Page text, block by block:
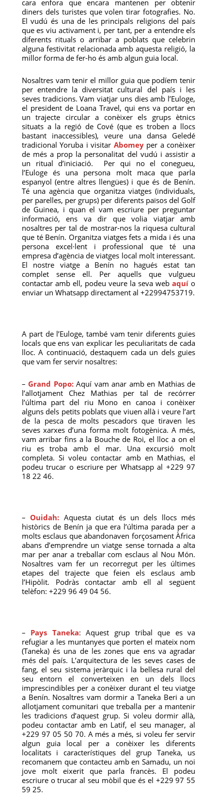
cara enfora que encara mantenen per obtenir
diners dels turistes que volen tirar fotografies. No.
El vudú és una de les principals religions del país
que es viu activament i, per tant, per a entendre els
diferents rituals o arribar a poblats que celebrin
alguna festivitat relacionada amb aquesta religió, la
millor forma de fer-ho és amb algun guia local.
Nosaltres vam tenir el millor guia que podíem tenir
per entendre la diversitat cultural del país i les
seves tradicions. Vam viatjar uns dies amb l’Euloge,
el president de Loana Travel, qui ens va portar en
un trajecte circular a conèixer els grups ètnics
situats a la regió de Cové (que es troben a llocs
bastant inaccessibles), veure una dansa Geledé
tradicional Yoruba i visitar Abomeyper a conèixer
de més a prop la personalitat del vudú i assistir a
un ritual d’iniciació. Per qui no el conegueu,
l’Euloge és una persona molt maca que parla
espanyol (entre altres llengües) i que és de Benín.
Té una agència que organitza viatges (individuals,
per parelles, per grups) per diferents països del Golf
de Guinea, i quan el vam escriure per preguntar
informació, ens va dir que volia viatjar amb
nosaltres per tal de mostrar-nos la riquesa cultural
que té Benín. Organitza viatges fets a mida i és una
persona excel·lent i professional que té una
empresa d’agència de viatges local molt interessant.
El nostre viatge a Benín no hagués estat tan
complet sense ell. Per aquells que vulgueu
contactar amb ell, podeu veure la seva webaquí o
enviar un Whatsapp directament al +22994753719.
A part de l’Euloge, també vam tenir diferents guies
locals que ens van explicar les peculiaritats de cada
lloc. A continuació, destaquem cada un dels guies
que vam fer servir nosaltres:
– Grand Popo:Aquí vam anar amb en Mathias de
l’allotjament Chez Mathias per tal de recórrer
l’última part del riu Mono en canoa i conèixer
alguns dels petits poblats que viuen allà i veure l’art
de la pesca de molts pescadors que tiraven les
seves xarxes d’una forma molt fotogènica. A més,
vam arribar fins a la Bouche de Roi, el lloc a on el
riu es troba amb el mar. Una excursió molt
completa. Si voleu contactar amb en Mathias, el
podeu trucar o escriure per Whatsapp al +229 97
18 22 46.
– Ouidah: Aquesta ciutat és un dels llocs més
històrics de Benín ja que era l’última parada per a
molts esclaus que abandonaven forçosament Àfrica
abans d’emprendre un viatge sense tornada a alta
mar per anar a treballar com esclaus al Nou Món.
Nosaltres vam fer un recorregut per les últimes
etapes del trajecte que feien els esclaus amb
l’Hipòlit. Podràs contactar amb ell al següent
telèfon: +229 96 49 04 56.
– Pays Taneka: Aquest grup tribal que es va
refugiar a les muntanyes que porten el mateix nom
(Taneka) és una de les zones que ens va agradar
més del país. L’arquitectura de les seves cases de
fang, el seu sistema jeràrquic i la bellesa rural del
seu entorn el converteixen en un dels llocs
imprescindibles per a conèixer durant el teu viatge
a Benín. Nosaltres vam dormir a Taneka Beri a un
allotjament comunitari que treballa per a mantenir
les tradicions d’aquest grup. Si voleu dormir allà,
podeu contactar amb en Latif, el seu manager, al
+229 97 05 50 70. A més a més, si voleu fer servir
algun guia local per a conèixer les diferents
localitats i característiques del grup Taneka, us
recomanem que contacteu amb en Samadu, un noi
jove molt eixerit que parla francès. El podeu
escriure o trucar al seu mòbil que és el +229 97 55
59 25.